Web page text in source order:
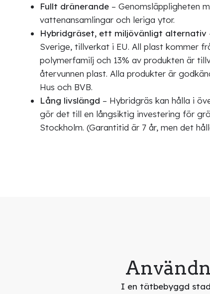
Fullt dränerande – Genomsläppligheten
vattenansamlingar och leriga ytor.
Hybridgräset, ett miljövänligt alternativ
Sverige, tillverkat i EU. All plast kommer
polymerfamilj och 13% av produkten är
återvunnen plast. Alla produkter är
Hus och BVB.
Lång livslängd – Hybridgräs kan hålla i
gör det till en långsiktig investering för
Stockholm. (Garantitid är 7 år, men det
I en tätbebyggd